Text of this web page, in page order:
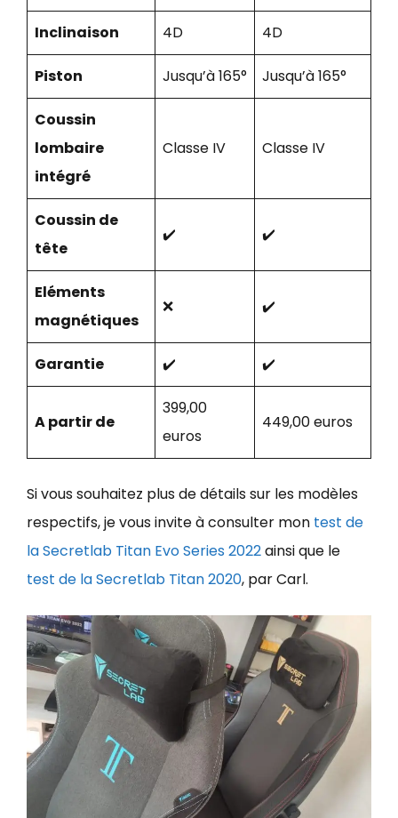
Inclinaison 4D 4D
Piston Jusqu’à 165° Jusqu’à 165°
Coussin
lombaire
intégré
Classe IV Classe IV
Coussin de
tête
✔️ ✔️
Eléments
magnétiques
❌ ✔️
Garantie ✔️ ✔️
A partir de
399,00
euros
449,00 euros
Si vous souhaitez plus de détails sur les modèles
respectifs, je vous invite à consulter mon test de
la Secretlab Titan Evo Series 2022ainsi que le
test de la Secretlab Titan 2020, par Carl.